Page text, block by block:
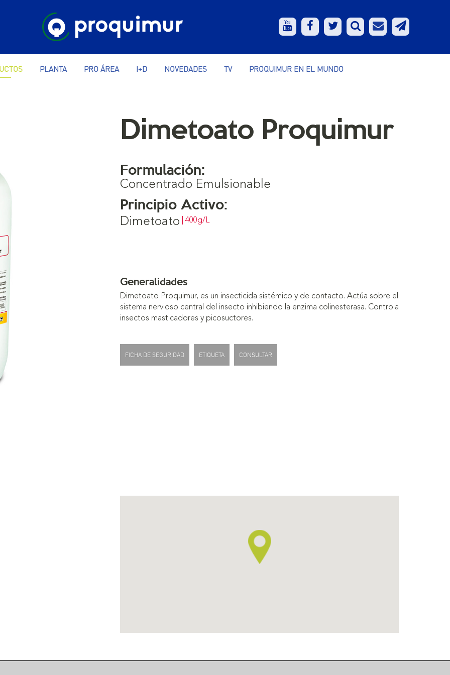
PLANTA PRO ÁREA I+D NOVEDADES TV PROQUIMUR EN EL MUNDO
Dimetoato Proquimur
Formulación:
Concentrado Emulsionable
Principio Activo:
Dimetoato | 400g/L
Generalidades
Dimetoato Proquimur, es un insecticida sistémico y de contacto. Actúa sobre el
sistema nervioso central del insecto inhibiendo la enzima colinesterasa. Controla
insectos masticadores y picosuctores.
FICHA DE SEGURIDAD ETIQUETA CONSULTAR